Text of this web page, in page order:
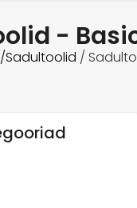
-
Sadultoolid /